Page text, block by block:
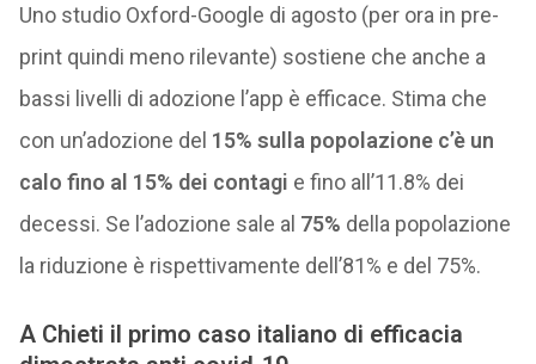
Uno studio Oxford-Google di agosto (per ora in pre-
print quindi meno rilevante) sostiene che anche a
bassi livelli di adozione l’app è efficace. Stima che
con un’adozione del 15% sulla popolazione c’è un
calo fino al 15% dei contagi e fino all’11.8% dei
decessi. Se l’adozione sale al 75% della popolazione
la riduzione è rispettivamente dell’81% e del 75%.
A Chieti il primo caso italiano di efficacia